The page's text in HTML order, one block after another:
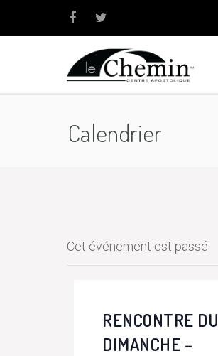
Calendrier
Cet événement est passé
RENCONTRE DU
DIMANCHE –